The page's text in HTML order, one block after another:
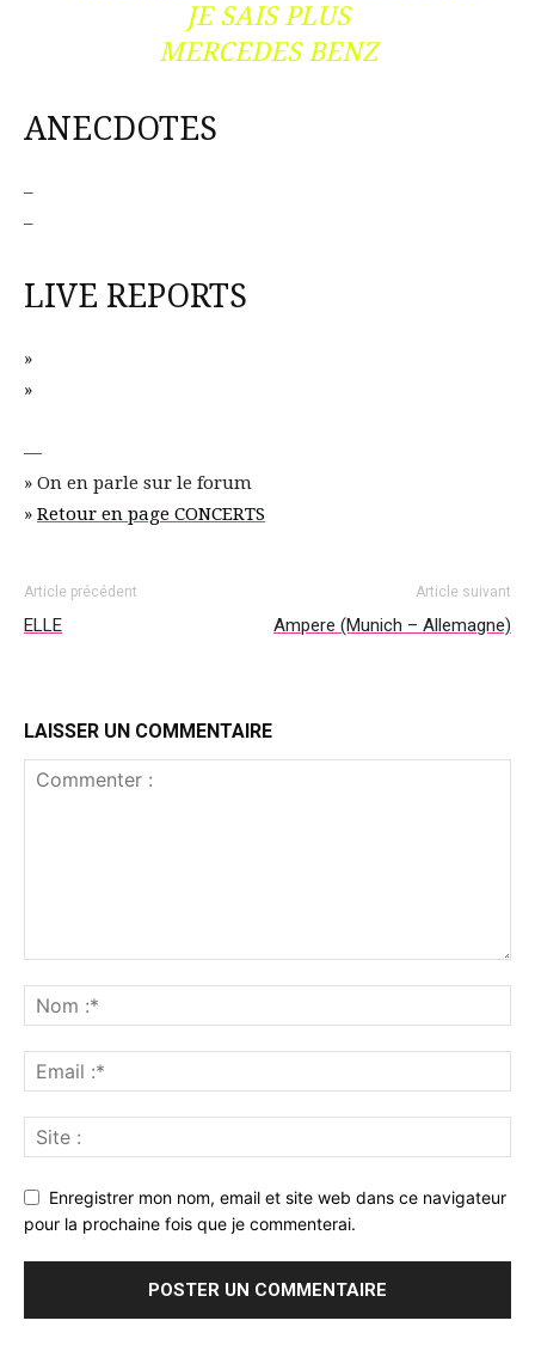
JE SAIS PLUS
MERCEDES BENZ
ANECDOTES
–
–
LIVE REPORTS
»
»
—
» On en parle sur le forum
» Retour en page CONCERTS
Article précédent
ELLE
Article suivant
Ampere (Munich – Allemagne)
LAISSER UN COMMENTAIRE
Enregistrer mon nom, email et site web dans ce navigateur
pour la prochaine fois que je commenterai.